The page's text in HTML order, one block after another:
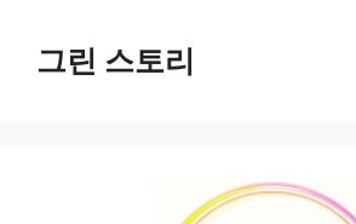
그린 스토리